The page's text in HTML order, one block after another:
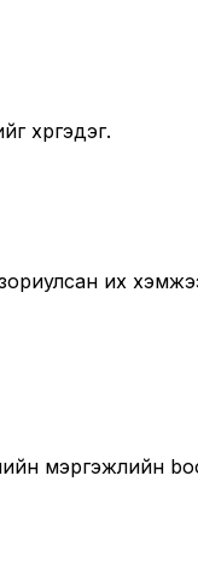
хүргэдэг.
их
мэргэжлийн